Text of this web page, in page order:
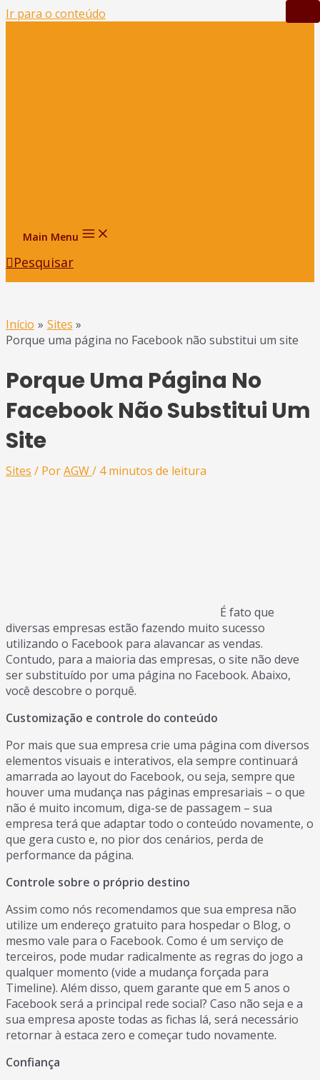
Ir para o conteúdo
Main Menu
Pesquisar
Início
Sites
Porque uma página no Facebook não substitui um site
Porque Uma Página No
Facebook Não Substitui Um
Site
Sites / PorAGW/ 4 minutos de leitura
É fato que
diversas empresas estão fazendo muito sucesso
utilizando o Facebook para alavancar as vendas.
Contudo, para a maioria das empresas, o site não deve
ser substituído por uma página no Facebook. Abaixo,
você descobre o porquê.
Customização e controle do conteúdo
Por mais que sua empresa crie uma página com diversos
elementos visuais e interativos, ela sempre continuará
amarrada ao layout do Facebook, ou seja, sempre que
houver uma mudança nas páginas empresariais – o que
não é muito incomum, diga-se de passagem – sua
empresa terá que adaptar todo o conteúdo novamente, o
que gera custo e, no pior dos cenários, perda de
performance da página.
Controle sobre o próprio destino
Assim como nós recomendamos que sua empresa não
utilize um endereço gratuito para hospedar o Blog, o
mesmo vale para o Facebook. Como é um serviço de
terceiros, pode mudar radicalmente as regras do jogo a
qualquer momento (vide a mudança forçada para
Timeline). Além disso, quem garante que em 5 anos o
Facebook será a principal rede social? Caso não seja e a
sua empresa aposte todas as fichas lá, será necessário
retornar à estaca zero e começar tudo novamente.
Confiança